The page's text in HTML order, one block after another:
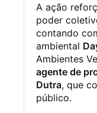
A ação
poder
contando
ambiental
Ambientes
agente de
Dutra, que
público.